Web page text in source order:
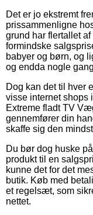
Det er jo ekstremt
prissammenligne
grund har flertallet
formindske
babyer og børn, og
og endda nogle
Dog kan det til hver
visse internet shops
Extreme fladt TV
gennemfører din
skaffe sig den
Du bør dog huske
produkt til en
kunne det for det
butik. Køb med
et regelsæt, som
nettet.